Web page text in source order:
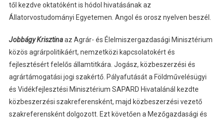
től kezdve oktatóként is hódol hivatásának az
Állatorvostudományi Egyetemen. Angol és orosz nyelven beszél.
Jobbágy Krisztinaaz Agrár- és Élelmiszergazdasági Minisztérium
közös agrárpolitikáért, nemzetközi kapcsolatokért és
fejlesztésért felelős államtitkára. Jogász, közbeszerzési és
agrártámogatási jogi szakértő. Pályafutását a Földművelésügyi
és Vidékfejlesztési Minisztérium SAPARD Hivatalánál kezdte
közbeszerzési szakreferensként, majd közbeszerzési vezető
szakreferensként dolgozott. Ezt követően a Mezőgazdasági és